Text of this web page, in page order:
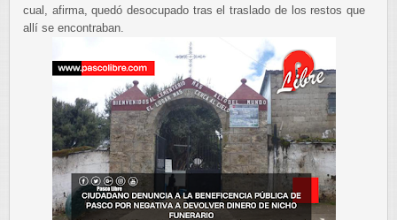
cual, afirma, quedó desocupado tras el traslado de los restos que
allí se encontraban.